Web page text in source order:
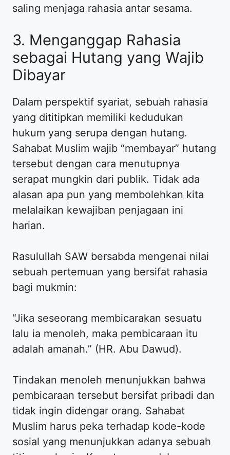
saling menjaga rahasia antar sesama.
3. Menganggap Rahasia
sebagai Hutang yang Wajib
Dibayar
Dalam perspektif syariat, sebuah rahasia
yang dititipkan memiliki kedudukan
hukum yang serupa dengan hutang.
Sahabat Muslim wajib “membayar” hutang
tersebut dengan cara menutupnya
serapat mungkin dari publik. Tidak ada
alasan apa pun yang membolehkan kita
melalaikan kewajiban penjagaan ini
harian.
Rasulullah SAW bersabda mengenai nilai
sebuah pertemuan yang bersifat rahasia
bagi mukmin:
“Jika seseorang membicarakan sesuatu
lalu ia menoleh, maka pembicaraan itu
adalah amanah.” (HR. Abu Dawud).
Tindakan menoleh menunjukkan bahwa
pembicaraan tersebut bersifat pribadi dan
tidak ingin didengar orang. Sahabat
Muslim harus peka terhadap kode-kode
sosial yang menunjukkan adanya sebuah